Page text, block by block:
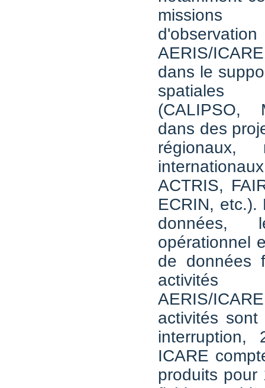
AERIS/
dans le
(CALIPSO,
dans des
régionaux,
ACTRIS,
ECRIN, etc.).
données,
opérationnel
de données
activités
AERIS/
activités
interruption,
ICARE
produits pour